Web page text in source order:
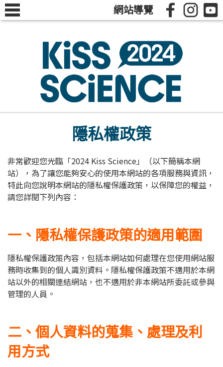
網站導覽
隱私權政策
非常歡迎您光臨「2024 Kiss Science」（以下簡稱本網
站），為了讓您能夠安心的使用本網站的各項服務與資訊，
特此向您說明本網站的隱私權保護政策，以保障您的權益，
請您詳閱下列內容：
一、隱私權保護政策的適用範圍
隱私權保護政策內容，包括本網站如何處理在您使用網站服
務時收集到的個人識別資料。隱私權保護政策不適用於本網
站以外的相關連結網站，也不適用於非本網站所委託或參與
管理的人員。
二、個人資料的蒐集、處理及利
用方式